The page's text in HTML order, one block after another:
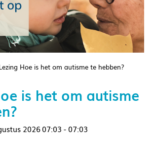
Hoe is het om autisme te hebben?
is het om autisme
202607:03 - 07:03